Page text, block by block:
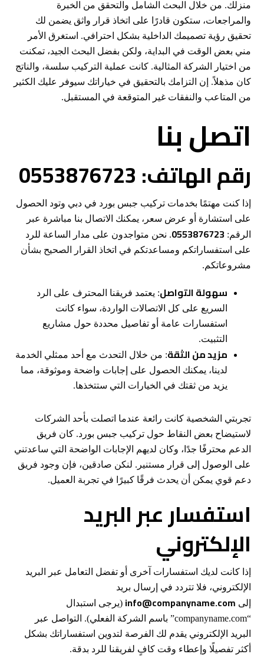
منزلك. من خلال البحث الشامل والتحقق من الخبرة
والمراجعات، ستكون قادرًا على اتخاذ قرار واثق يضمن لك
تحقيق رؤية تصميمك الداخلية بشكل احترافي. استغرق الأمر
مني بعض الوقت في البداية، ولكن بفضل البحث الجيد، تمكنت
من اختيار الشركة المثالية. كانت عملية التركيب سلسة، والناتج
كان مذهلاً. إن التزامك بالتحقيق في خياراتك سيوفر عليك الكثير
من المتاعب والنفقات غير المتوقعة في المستقبل.
اتصل بنا
رقم الهاتف: 0553876723
إذا كنت مهتمًا بخدمات تركيب جبس بورد في دبي وتود الحصول
على استشارة أو عرض سعر، يمكنك الاتصال بنا مباشرة عبر
الرقم:0553876723. نحن متواجدون على مدار الساعة للرد
على استفساراتكم ومساعدتكم في اتخاذ القرار الصحيح بشأن
مشروعاتكم.
سهولة التواصل: يعتمد فريقنا المحترف على الرد
السريع على كل الاتصالات الواردة، سواء كانت
استفسارات عامة أو تفاصيل محددة حول مشاريع
التثبيت.
مزيد من الثقة: من خلال التحدث مع أحد ممثلي الخدمة
لدينا، يمكنك الحصول على إجابات واضحة وموثوقة، مما
يزيد من ثقتك في الخيارات التي ستتخذها.
تجربتي الشخصية كانت رائعة عندما اتصلت بأحد الشركات
لاستيضاح بعض النقاط حول تركيب جبس بورد. كان فريق
الدعم محترفًا جدًا، وكان لديهم الإجابات الواضحة التي ساعدتني
على الوصول إلى قرار مستنير. لنكن صادقين، فإن وجود فريق
دعم قوي يمكن أن يحدث فرقًا كبيرًا في تجربة العميل.
استفسار عبر البريد
الإلكتروني
إذا كانت لديك استفسارات آخرى أو تفضل التعامل عبر البريد
الإلكتروني، فلا تتردد في إرسال بريد
إلى info@companyname.com (يرجى استبدال
“companyname.com” باسم الشركة الفعلي). التواصل عبر
البريد الإلكتروني يقدم لك الفرصة لتدوين استفساراتك بشكل
أكثر تفصيلًا وإعطاء وقت كافٍ لفريقنا للرد بدقة.